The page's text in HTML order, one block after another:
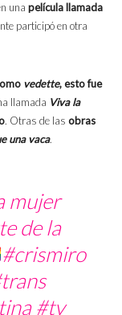
una película llamada
participó en otra
vedette, esto fue
llamada Viva la
. Otras de las obras
una vaca.
mujer
de la
#crismiro
#tv